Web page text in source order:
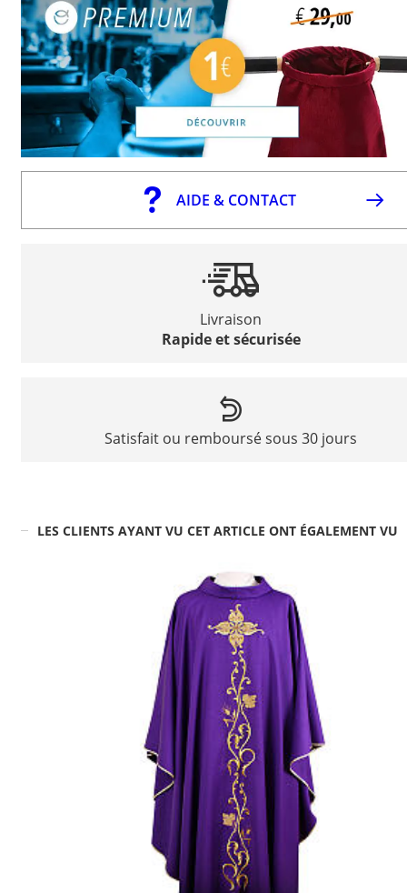
AIDE & CONTACT
Livraison
Rapide et sécurisée
Satisfait ou remboursé sous 30 jours
LES CLIENTS AYANT VU CET ARTICLE ONT ÉGALEMENT VU